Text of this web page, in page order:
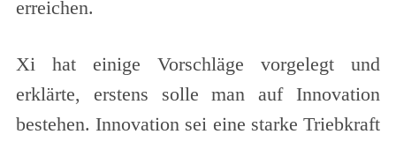
erreichen.
Xi hat einige Vorschläge vorgelegt und
erklärte, erstens solle man auf Innovation
bestehen. Innovation sei eine starke Triebkraft